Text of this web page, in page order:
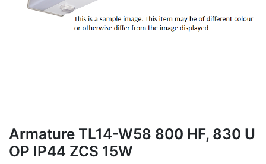
Armature TL14-W58 800 HF, 830 U
OP IP44 ZCS 15W